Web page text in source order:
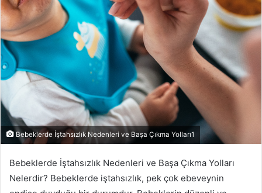
Bebeklerde İştahsızlık Nedenleri ve Başa Çıkma Yolları1
Bebeklerde İştahsızlık Nedenleri ve Başa Çıkma Yolları
Nelerdir? Bebeklerde iştahsızlık, pek çok ebeveynin